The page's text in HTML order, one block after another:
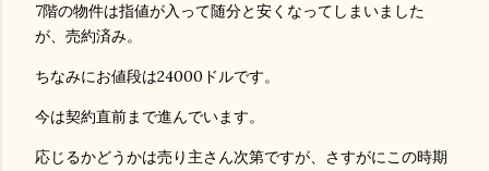
7階の物件は指値が入って随分と安くなってしまいました
が、売約済み。
ちなみにお値段は24000ドルです。
今は契約直前まで進んでいます。
応じるかどうかは売り主さん次第ですが、さすがにこの時期